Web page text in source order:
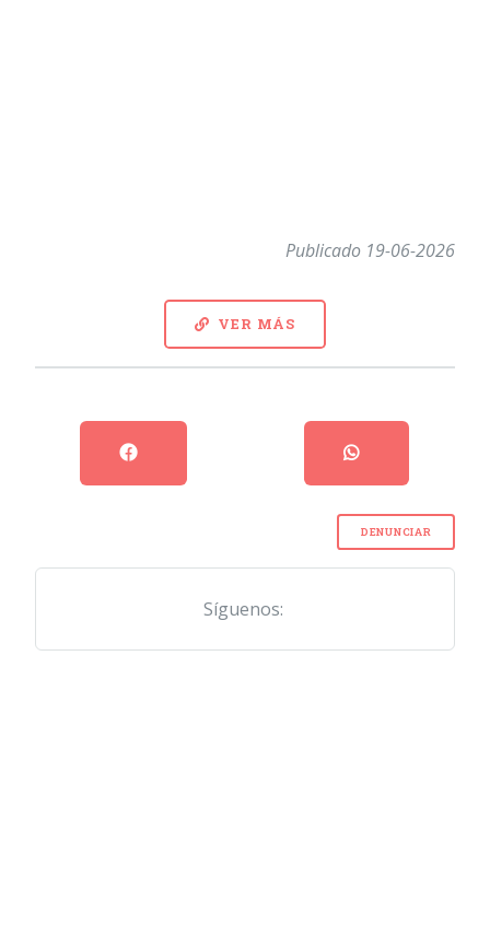
Publicado 19-06-2026
VER MÁS
DENUNCIAR
Síguenos: